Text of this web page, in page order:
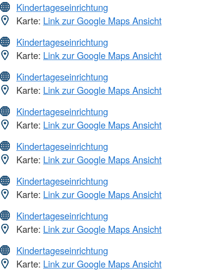
Kindertageseinrichtung
Karte: Link zur Google Maps Ansicht
Kindertageseinrichtung
Karte: Link zur Google Maps Ansicht
Kindertageseinrichtung
Karte: Link zur Google Maps Ansicht
Kindertageseinrichtung
Karte: Link zur Google Maps Ansicht
Kindertageseinrichtung
Karte: Link zur Google Maps Ansicht
Kindertageseinrichtung
Karte: Link zur Google Maps Ansicht
Kindertageseinrichtung
Karte: Link zur Google Maps Ansicht
Kindertageseinrichtung
Karte: Link zur Google Maps Ansicht